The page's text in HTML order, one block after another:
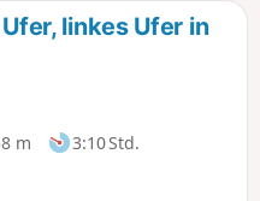
linkes Ufer in
m
3:10 Std.